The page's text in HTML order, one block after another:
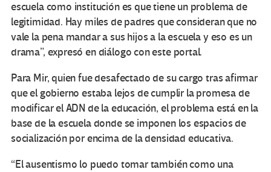
escuela como institución es que tiene un problema de
legitimidad. Hay miles de padres que consideran que no
vale la pena mandar a sus hijos a la escuela y eso es un
drama”, expresó en diálogo con este portal.
Para Mir, quien fue desafectado de su cargo tras afirmar
que el gobierno estaba lejos de cumplir la promesa de
modificar el ADN de la educación, el problema está en la
base de la escuela donde se imponen los espacios de
socialización por encima de la densidad educativa.
“El ausentismo lo puedo tomar también como una